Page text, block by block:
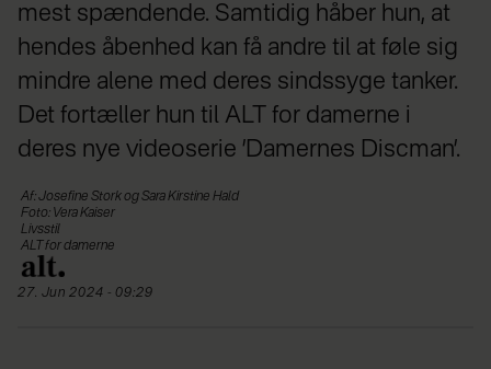
mest spændende. Samtidig håber hun, at
hendes åbenhed kan få andre til at føle sig
mindre alene med deres sindssyge tanker.
Det fortæller hun til ALT for damerne i
deres nye videoserie ’Damernes Discman’.
Af: Josefine Stork og Sara Kirstine Hald
Foto: Vera Kaiser
Livsstil
ALT for damerne
27. Jun 2024 - 09:29